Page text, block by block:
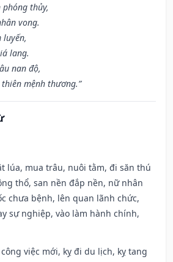
thủy,
vong.
luyến,
lang.
nan độ,
mệnh thương.”
lúa, mua trâu, nuôi tằm, đi săn thú
thổ, san nền đắp nền, nữ nhân
chưa bệnh, lên quan lãnh chức,
sự nghiệp, vào làm hành chính,
việc mới, kỵ đi du lịch, kỵ tang